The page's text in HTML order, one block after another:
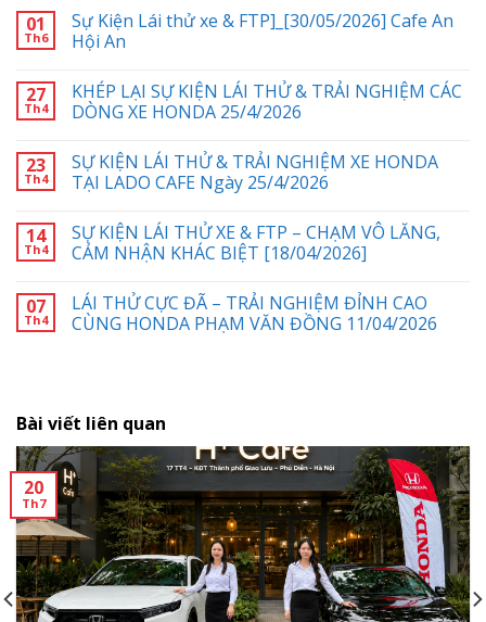
01
Th6
Sự Kiện Lái thử xe & FTP]_[30/05/2026] Cafe An
Hội An
27
Th4
KHÉP LẠI SỰ KIỆN LÁI THỬ & TRẢI NGHIỆM CÁC
DÒNG XE HONDA 25/4/2026
23
Th4
SỰ KIỆN LÁI THỬ & TRẢI NGHIỆM XE HONDA
TẠI LADO CAFE Ngày 25/4/2026
14
Th4
SỰ KIỆN LÁI THỬ XE & FTP – CHẠM VÔ LĂNG,
CẢM NHẬN KHÁC BIỆT [18/04/2026]
07
Th4
LÁI THỬ CỰC ĐÃ – TRẢI NGHIỆM ĐỈNH CAO
CÙNG HONDA PHẠM VĂN ĐỒNG 11/04/2026
Bài viết liên quan
20
Th7